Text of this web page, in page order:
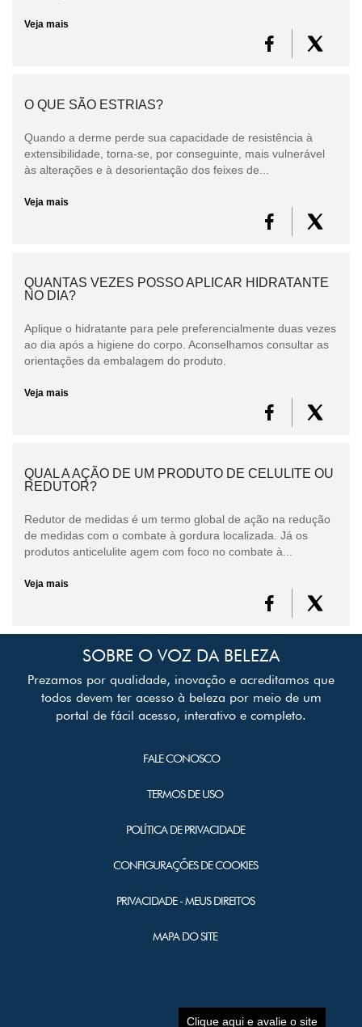
Veja mais
O QUE SÃO ESTRIAS?
Quando a derme perde sua capacidade de resistência à
extensibilidade, torna-se, por conseguinte, mais vulnerável
às alterações e à desorientação dos feixes de...
Veja mais
QUANTAS VEZES POSSO APLICAR HIDRATANTE
NO DIA?
Aplique o hidratante para pele preferencialmente duas vezes
ao dia após a higiene do corpo. Aconselhamos consultar as
orientações da embalagem do produto.
Veja mais
QUAL A AÇÃO DE UM PRODUTO DE CELULITE OU
REDUTOR?
Redutor de medidas é um termo global de ação na redução
de medidas com o combate à gordura localizada. Já os
produtos anticelulite agem com foco no combate à...
Veja mais
Clique aqui e avalie o site
SOBRE O VOZ DA BELEZA
Prezamos por qualidade, inovação e acreditamos que
todos devem ter acesso à beleza por meio de um
portal de fácil acesso, interativo e completo.
FALE CONOSCO
TERMOS DE USO
POLÍTICA DE PRIVACIDADE
CONFIGURAÇÕES DE COOKIES
PRIVACIDADE - MEUS DIREITOS
MAPA DO SITE